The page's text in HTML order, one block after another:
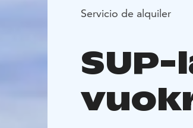
Servicio de alquiler